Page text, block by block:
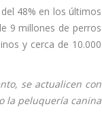
48% en los últimos
9 millones de perros
y cerca de 10.000
se actualicen con
la peluquería canina